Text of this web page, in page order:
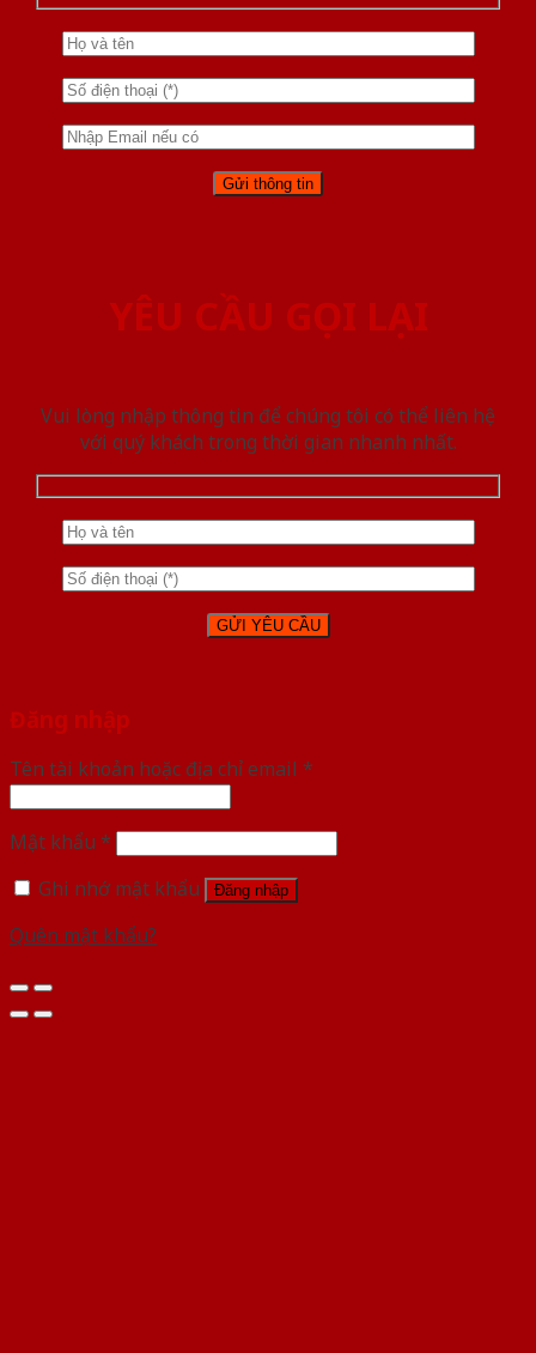
YÊU CẦU GỌI LẠI
Vui lòng nhập thông tin để chúng tôi có thể liên hệ
với quý khách trong thời gian nhanh nhất.
Đăng nhập
Tên tài khoản hoặc địa chỉ email *
Mật khẩu *
Ghi nhớ mật khẩu
Đăng nhập
Quên mật khẩu?